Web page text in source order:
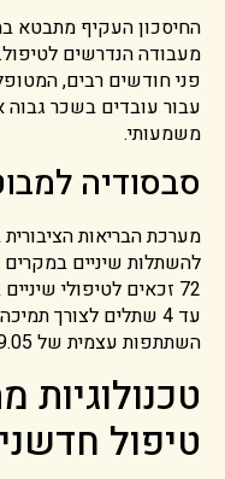
החיסכון העקיף מתבטא
מעבודה הנדרשים
פני חודשים רבים,
עבור עובדים בשכר גבוה
משמעותי.
סבסודיה
מערכת הבריאות
להשתלות שיניים
72 זכאים לטיפולי
עד 4 שתלים לצורך
השתתפות עצמית של 109.05 שקל לשתל.
טיפול